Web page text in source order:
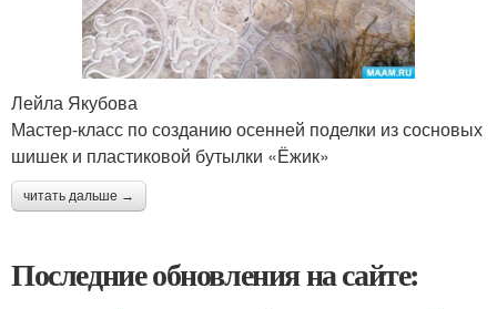
Лейла Якубова
Мастер-класс по созданию осенней поделки из сосновых
шишек и пластиковой бутылки «Ёжик»
читать дальше →
Последние обновления на сайте: